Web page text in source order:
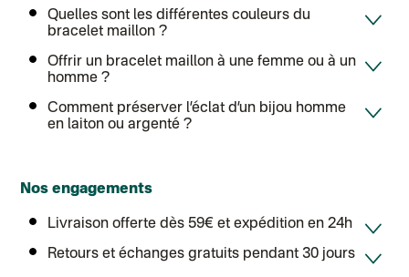
Chronopost - Livraison express à domicile: Colis livré en 1 à 3
Colissimo suivi (expédition Toi-même)
Colissimo suivi (expédition April Eleven)
Chronopost International
Chronopost - Livraison express à domicile
Quelles sont les différentes couleurs du
bracelet maillon ?
Offrir un bracelet maillon à une femme ou à un
homme ?
Comment préserver l’éclat d’un bijou homme
en laiton ou argenté ?
Nos engagements
Livraison offerte dès 59€ et expédition en 24h
Retours et échanges gratuits pendant 30 jours